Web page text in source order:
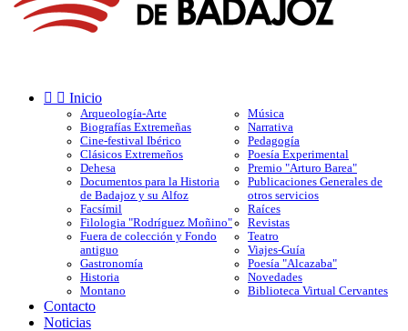
  Inicio
Arqueología-Arte
Biografías Extremeñas
Cine-festival Ibérico
Clásicos Extremeños
Dehesa
Documentos para la Historia
de Badajoz y su Alfoz
Facsímil
Filologia "Rodríguez Moñino"
Fuera de colección y Fondo
antiguo
Gastronomía
Historia
Montano
Música
Narrativa
Pedagogía
Poesía Experimental
Premio "Arturo Barea"
Publicaciones Generales de
otros servicios
Raíces
Revistas
Teatro
Viajes-Guía
Poesía "Alcazaba"
Novedades
Biblioteca Virtual Cervantes
Contacto
Noticias